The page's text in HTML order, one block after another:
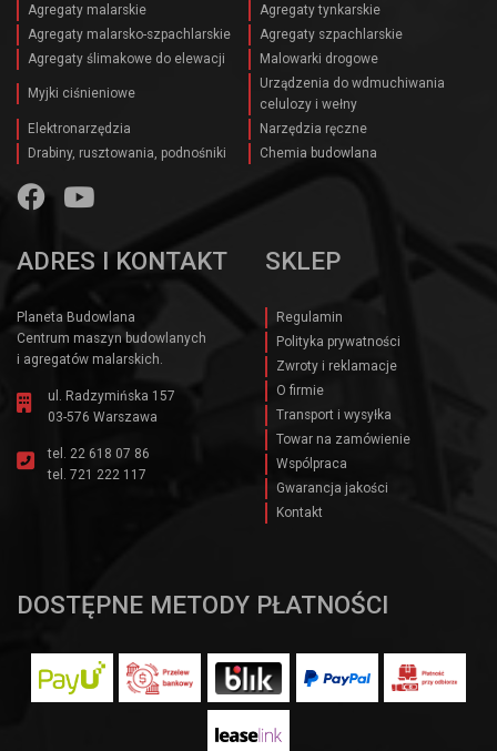
Agregaty malarskie
Agregaty tynkarskie
Agregaty malarsko-szpachlarskie
Agregaty szpachlarskie
Agregaty ślimakowe do elewacji
Malowarki drogowe
Myjki ciśnieniowe
Urządzenia do wdmuchiwania
celulozy i wełny
Elektronarzędzia
Narzędzia ręczne
Drabiny, rusztowania, podnośniki
Chemia budowlana
ADRES I KONTAKT
Planeta Budowlana
Centrum maszyn budowlanych
i agregatów malarskich.
ul. Radzymińska 157
03-576 Warszawa
tel. 22 618 07 86
tel. 721 222 117
SKLEP
Regulamin
Polityka prywatności
Zwroty i reklamacje
O firmie
Transport i wysyłka
Towar na zamówienie
Wspólpraca
Gwarancja jakości
Kontakt
DOSTĘPNE METODY PŁATNOŚCI